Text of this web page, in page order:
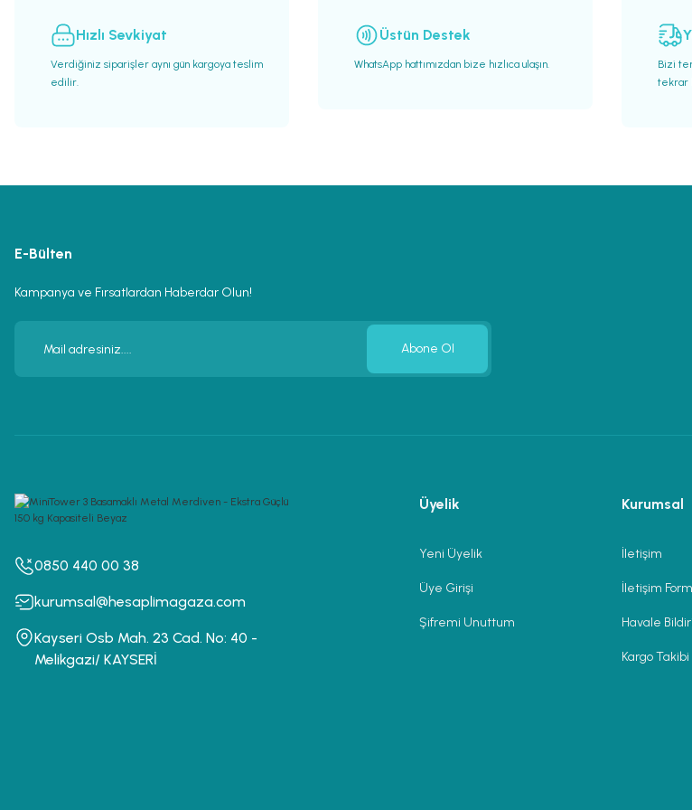
Hızlı Sevkiyat
Verdiğiniz siparişler aynı gün kargoya teslim
edilir.
Üstün Destek
WhatsApp hattımızdan bize hızlıca ulaşın.
Bizi
tekrar
E-Bülten
Kampanya ve Fırsatlardan Haberdar Olun!
Abone Ol
0850 440 00 38
kurumsal@hesaplimagaza.com
Kayseri Osb Mah. 23 Cad. No: 40 -
Melikgazi/ KAYSERİ
Üyelik
Yeni Üyelik
Üye Girişi
Şifremi Unuttum
Kurumsal
İletişim
İletişim
Havale
Kargo Takibi